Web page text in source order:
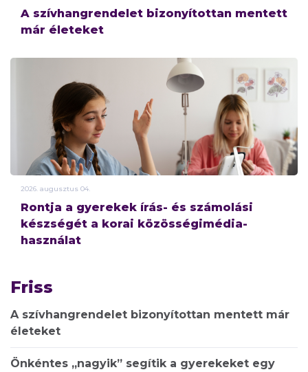
A szívhangrendelet bizonyítottan mentett
már életeket
2026. augusztus 04.
Rontja a gyerekek írás- és számolási
készségét a korai közösségimédia-
használat
Friss
A szívhangrendelet bizonyítottan mentett már
életeket
Önkéntes „nagyik” segítik a gyerekeket egy